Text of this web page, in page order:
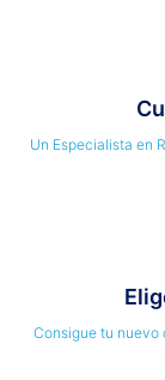
Un Especialista en
Consigue tu nuevo